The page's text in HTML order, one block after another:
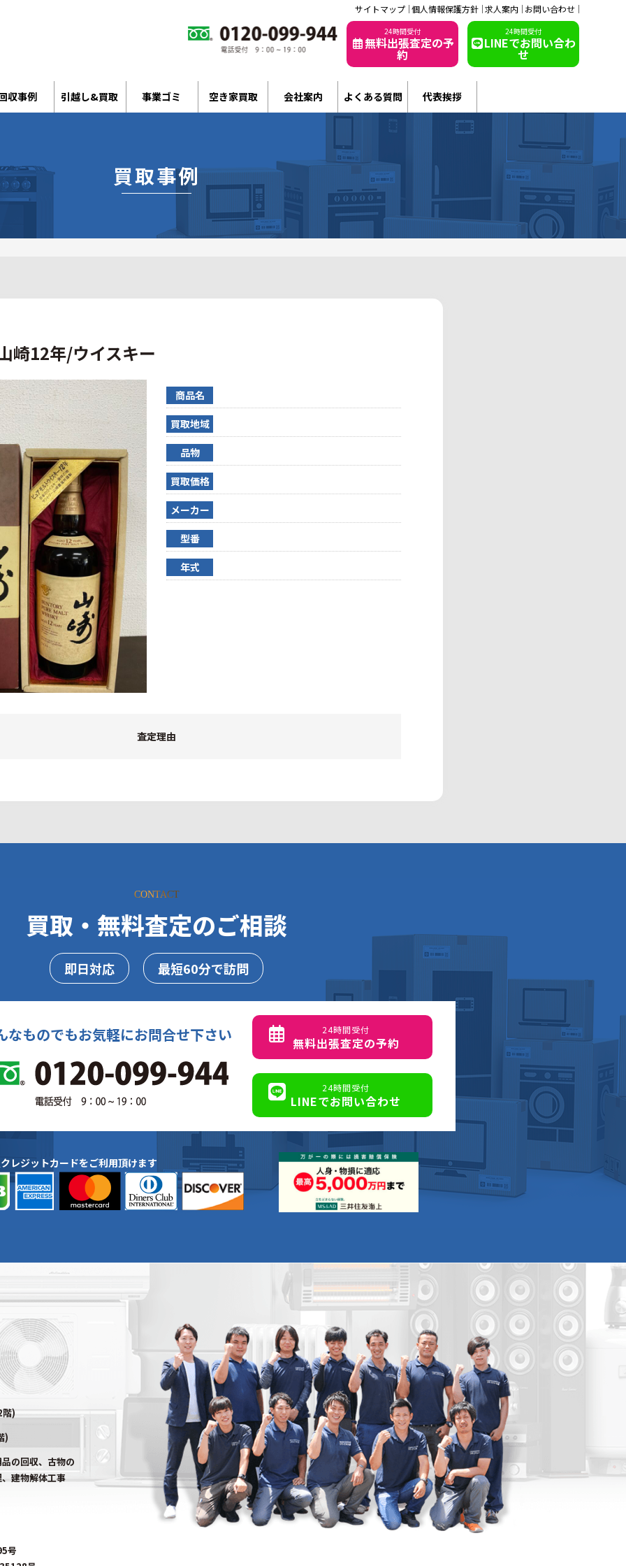
サイトマップ 個人情報保護方針 求人案内 お問い合わせ
24時間受付
無料出張査定の予
約
24時間受付
LINEでお問い合わ
せ
収事例 引越し&買取 事業ゴミ 空き家買取 会社案内 よくある質問 代表挨拶
買取事例
崎12年/ウイスキー
商品名
買取地域
品物
買取価格
メーカー
型番
年式
査定理由
CONTACT
買取・無料査定のご相談
即日対応 最短60分で訪問
なものでもお気軽にお問合せ下さい 24時間受付
無料出張査定の予約
24時間受付
LINEでお問い合わせ
レジットカードをご利用頂けます
)
)
の回収、古物の
建物解体工事
号